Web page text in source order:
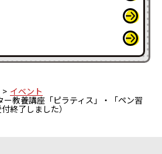
イベント
教養講座「ピラティス」・「ペン習
終了しました）